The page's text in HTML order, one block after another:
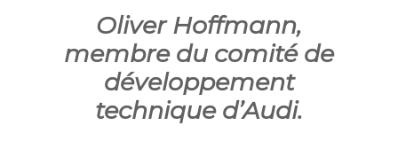
Oliver Hoffmann,
membre du comité de
développement
technique d’Audi.